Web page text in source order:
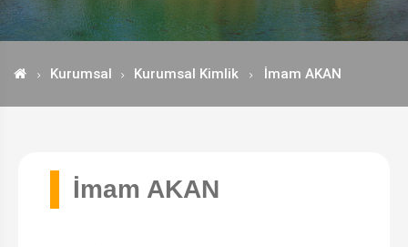
Kurumsal Kurumsal Kimlik İmam AKAN
İmam AKAN